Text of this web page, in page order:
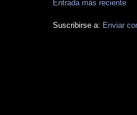
Entrada más reciente
Suscribirse a: Enviar